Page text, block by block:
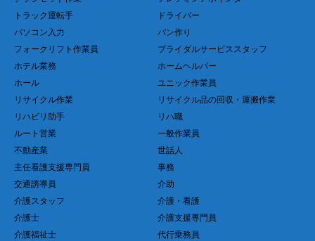
トラック運転手
ドライバー
パソコン入力
パン作り
フォークリフト作業員
ブライダルサービススタッフ
ホテル業務
ホームヘルパー
ホール
ユニック作業員
リサイクル作業
リサイクル品の回収・運搬作業
リハビリ助手
リハ職
ルート営業
一般作業員
不動産業
世話人
主任看護支援専門員
事務
交通誘導員
介助
介護スタッフ
介護・看護
介護士
介護支援専門員
介護福祉士
代行乗務員